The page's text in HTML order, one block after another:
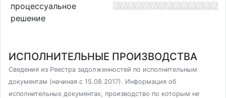
процессуальное
решение
ИСПОЛНИТЕЛЬНЫЕ ПРОИЗВОДСТВА
Сведения из Реестра задолженностей по исполнительным
документам (начиная с 15.08.2017). Информация об
исполнительных документах, производство по которым не